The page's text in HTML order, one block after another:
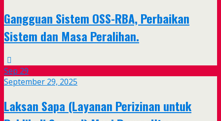
Gangguan Sistem OSS-RBA, Perbaikan
Sistem dan Masa Peralihan.
Sep 29
September 29, 2025
Laksan Sapa (Layanan Perizinan untuk